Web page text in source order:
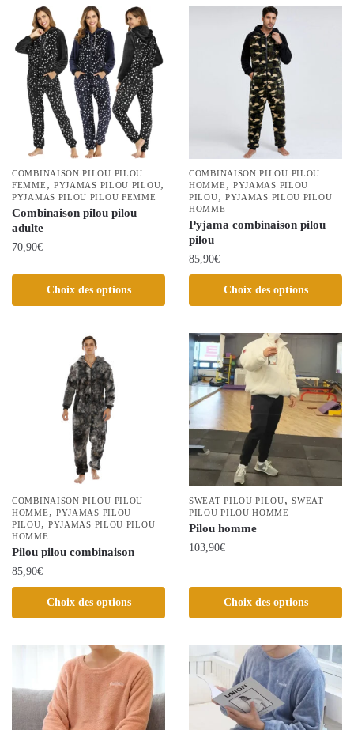
plusieurs
variations.
Les
options
peuvent
choisies
la
page
produit
la
page
du
produit
COMBINAISON PILOU PILOU
FEMME, PYJAMAS PILOU PILOU,
PYJAMAS PILOU PILOU FEMME
Combinaison pilou pilou
adulte
70,90€
Choix des options
Ce
page
du
produit
COMBINAISON PILOU PILOU
HOMME, PYJAMAS PILOU
PILOU, PYJAMAS PILOU PILOU
HOMME
Pyjama combinaison pilou
pilou
85,90€
Choix des options
produit
plusieurs
variations.
Les
options
peuvent
être
choisies
la
page
du
produit
COMBINAISON PILOU PILOU
HOMME, PYJAMAS PILOU
PILOU, PYJAMAS PILOU PILOU
HOMME
Pilou pilou combinaison
85,90€
Choix des options
produit
variations.
Les
options
SWEAT PILOU PILOU,SWEAT
PILOU PILOU HOMME
Pilou homme
103,90€
Choix des options
produit
variations.
options
peuvent